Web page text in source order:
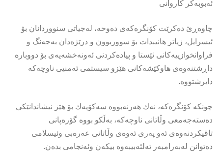
ئەبوبەکر کاروانی
چاوەڕێ دەکرێت کۆنگرەکەی دەوحە، لەجیاتی سنووردانان بۆ
ئیسرایل، زیاتر هانیبدات بۆ سووربوون و درێژەدان بەجەنگ و
فراوانخوازییەکانی ئێستا و پیادەکردنی ئەونەخشەیەی بۆ دووبارە
داڕشتنەوەی هاوکێشەکانی هێزو سیستمی ئەمنیی ناوچەکە
دایرشتووە.
چونکە کۆنگرەکە، نەك هەرنەبووە سەکۆیەك بۆ هێز نیشاندانێکی
دەستەجەمعی وڵاتانی ناوچەکە، بەڵکو بووە گۆرەپانی
تاقیکردنەوەی ئەو پەری ئەوەی وڵاتانی عەرەبی وئیسلامی
دەتوانن لەبەرامبەر تەلئەبیبەوە بیکەن وئەنجامی بدەن.